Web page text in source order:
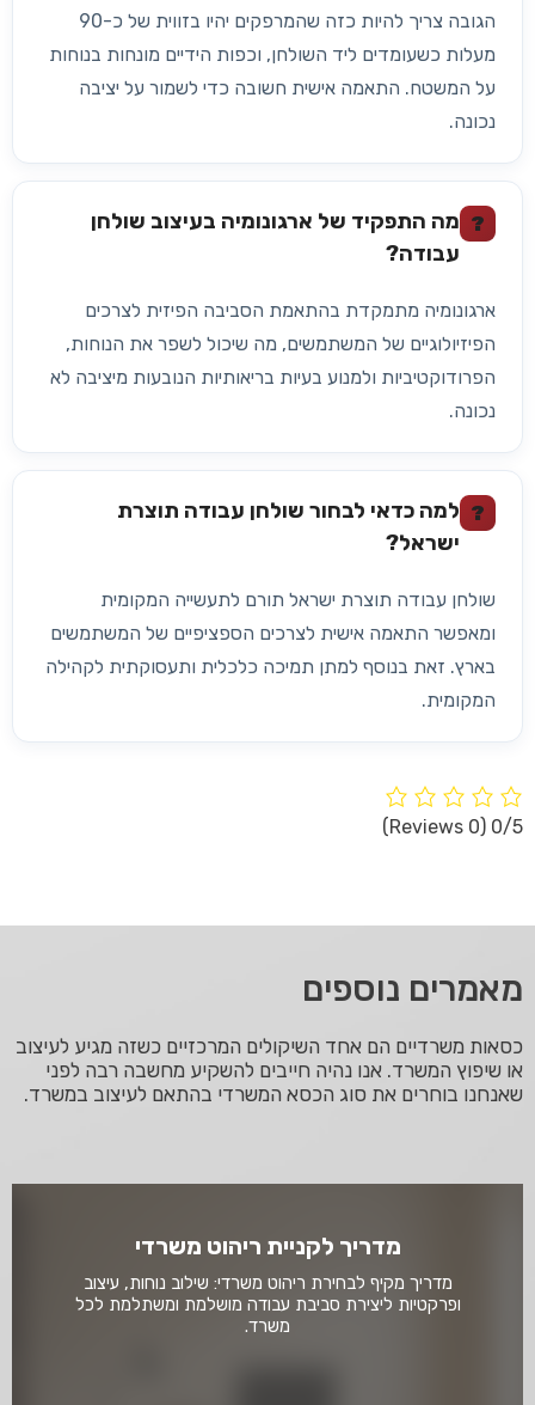
הגובה צריך להיות כזה שהמרפקים יהיו בזווית של כ-90
מעלות כשעומדים ליד השולחן, וכפות הידיים מונחות בנוחות
על המשטח. התאמה אישית חשובה כדי לשמור על יציבה
נכונה.
? מה התפקיד של ארגונומיה בעיצוב שולחן
עבודה?
ארגונומיה מתמקדת בהתאמת הסביבה הפיזית לצרכים
הפיזיולוגיים של המשתמשים, מה שיכול לשפר את הנוחות,
הפרודוקטיביות ולמנוע בעיות בריאותיות הנובעות מיציבה לא
נכונה.
? למה כדאי לבחור שולחן עבודה תוצרת
ישראל?
שולחן עבודה תוצרת ישראל תורם לתעשייה המקומית
ומאפשר התאמה אישית לצרכים הספציפיים של המשתמשים
בארץ. זאת בנוסף למתן תמיכה כלכלית ותעסוקתית לקהילה
המקומית.
0/5
(0 Reviews)
מאמרים נוספים
כסאות משרדיים הם אחד השיקולים המרכזיים כשזה מגיע לעיצוב
או שיפוץ המשרד. אנו נהיה חייבים להשקיע מחשבה רבה לפני
שאנחנו בוחרים את סוג הכסא המשרדי בהתאם לעיצוב במשרד.
מדריך לקניית ריהוט משרדי
מדריך מקיף לבחירת ריהוט משרדי: שילוב נוחות, עיצוב
ופרקטיות ליצירת סביבת עבודה מושלמת ומשתלמת לכל
משרד.